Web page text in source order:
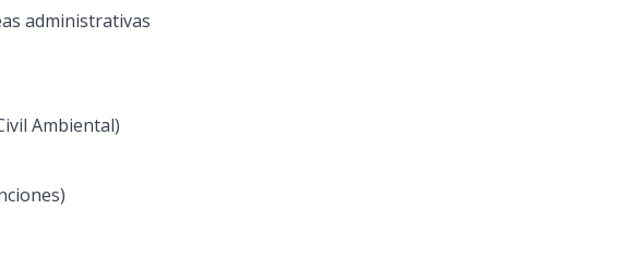
administrativas
Ambiental)